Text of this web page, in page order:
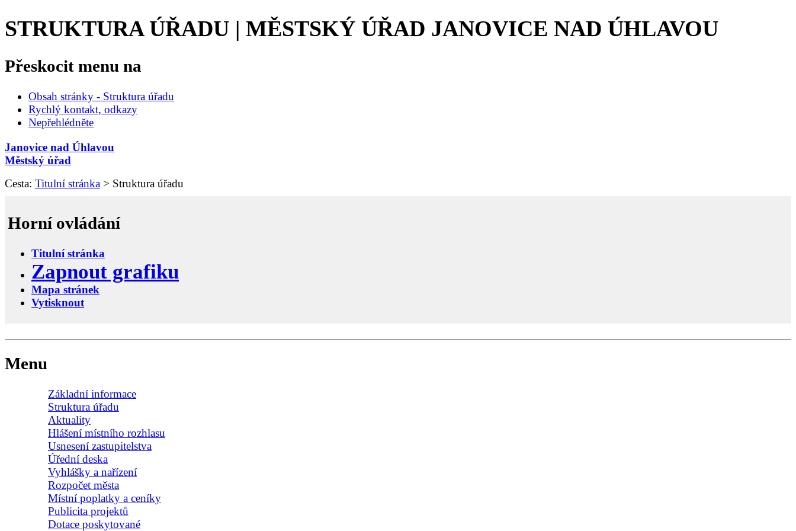
STRUKTURA ÚŘADU | MĚSTSKÝ ÚŘAD JANOVICE NAD ÚHLAVOU
Přeskocit menu na
Obsah stránky - Struktura úřadu
Rychlý kontakt, odkazy
Nepřehlédněte
Janovice nad Úhlavou
Městský úřad
Cesta: Titulní stránka > Struktura úřadu
Horní ovládání
Titulní stránka
Zapnout grafiku
Mapa stránek
Vytisknout
Menu
Základní informace
Struktura úřadu
Aktuality
Hlášení místního rozhlasu
Usnesení zastupitelstva
Úřední deska
Vyhlášky a nařízení
Rozpočet města
Místní poplatky a ceníky
Publicita projektů
Dotace poskytované